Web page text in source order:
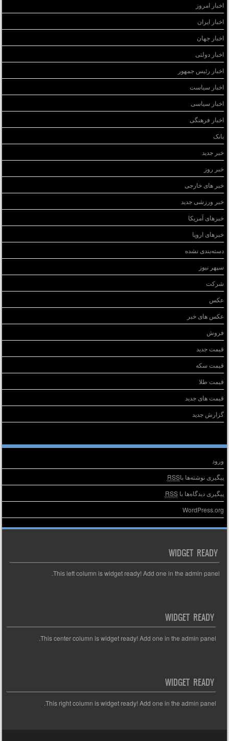
اخبار امروز
اخبار ایران
اخبار جهان
اخبار دولتی
اخبار رئیس جمهور
اخبار سیاست
اخبار سیاسی
اخبار فرهنگی
بانک
خبر جدید
خبر روز
خبر های خارجی
خبر ورزشی جدید
خبرهای آمریکا
خبرهای اروپا
دسته‌بندی نشده
سپهر نیوز
شرکت
عکس
عکس های خبر
فروش
قیمت جدید
قیمت سکه
قیمت طلا
قیمت های جدید
گزارش جدید
ورود
پیگیری نوشته‌ها باRSS
پیگیری دیدگاه‌ها باRSS
WordPress.org
WIDGET READY
This left column is widget ready! Add one in the admin panel.
WIDGET READY
This center column is widget ready! Add one in the admin panel.
WIDGET READY
This right column is widget ready! Add one in the admin panel.